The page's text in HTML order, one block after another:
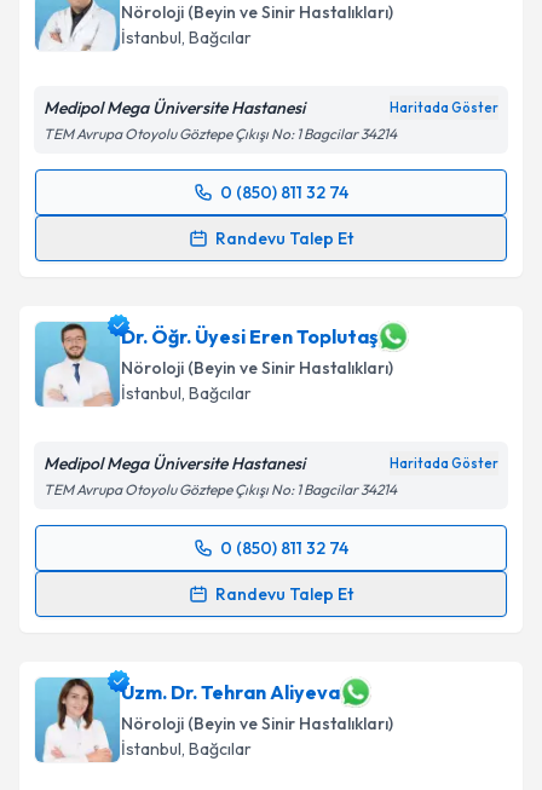
Nöroloji (Beyin ve Sinir Hastalıkları)
İstanbul, Bağcılar
Medipol Mega Üniversite Hastanesi Haritada Göster
TEM Avrupa Otoyolu Göztepe Çıkışı No: 1 Bagcilar 34214
0 (850) 811 32 74
Randevu Talep Et
Randevu Takvimi Talebi
almanız için bir takvim hazırlandığında e-posta ile
bilgilendireceğiz.
E-posta Adresiniz
Kişisel verilerimin işlenmesine ilişkinAydınlatma
'ni okudum ve kişisel verilerimin belirtilen
kapsamda işlenmesini kabul ediyorum.
Dr. Öğr. Üyesi Eren Toplutaş
Nöroloji (Beyin ve Sinir Hastalıkları)
İstanbul, Bağcılar
Medipol Mega Üniversite Hastanesi Haritada Göster
TEM Avrupa Otoyolu Göztepe Çıkışı No: 1 Bagcilar 34214
0 (850) 811 32 74
Randevu Talep Et
Randevu Takvimi Talebi
için bir takvim hazırlandığında e-posta ile
bilgilendireceğiz.
E-posta Adresiniz
Uzm. Dr. Tehran Aliyeva
Nöroloji (Beyin ve Sinir Hastalıkları)
İstanbul, Bağcılar